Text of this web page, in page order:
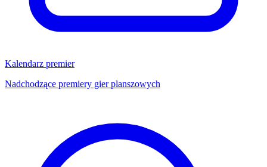
Kalendarz premier
Nadchodzące premiery gier planszowych